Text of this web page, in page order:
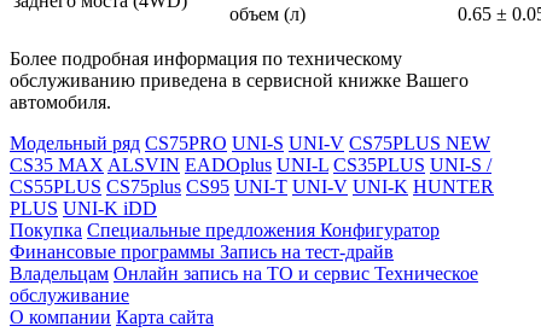
объем (л)
0.65 ±
Более подробная информация по техническому
обслуживанию приведена в сервисной книжке Вашего
автомобиля.
Модельный ряд CS75PRO UNI-S UNI-V CS75PLUS NEW
CS35 MAX ALSVIN EADOplus UNI-L CS35PLUS UNI-S /
CS55PLUS CS75plus CS95 UNI-T UNI-V UNI-K HUNTER
PLUS UNI-K iDD
Покупка Специальные предложения Конфигуратор
Финансовые программы Запись на тест-драйв
Владельцам Онлайн запись на ТО и сервис Техническое
обслуживание
О компании Карта сайта